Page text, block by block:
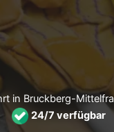
in Bruckberg-
24/7 verfügbar